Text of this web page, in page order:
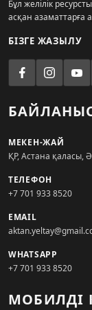
Бұл желілік
асқан азаматтарға
БІЗГЕ ЖАЗЫЛУ
МЕКЕН-ЖАЙ
ҚР, Астана қаласы,
ТЕЛЕФОН
+7 701 933 8520
EMAIL
WHATSAPP
+7 701 933 8520